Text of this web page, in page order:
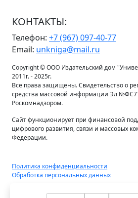
КОНТАКТЫ:
Телефон: +7 (967) 097-40-77
Email: unkniga@mail.ru
Copyright © ООО Издательский дом
2011г. - 2025г.
Все права защищены. Свидетельство о
средства массовой информации Эл
Роскомнадзором.
Сайт функционирует при финансовой
цифрового развития, связи и массовых
Федерации.
Политика конфиденциальности
Обработка персональных данных